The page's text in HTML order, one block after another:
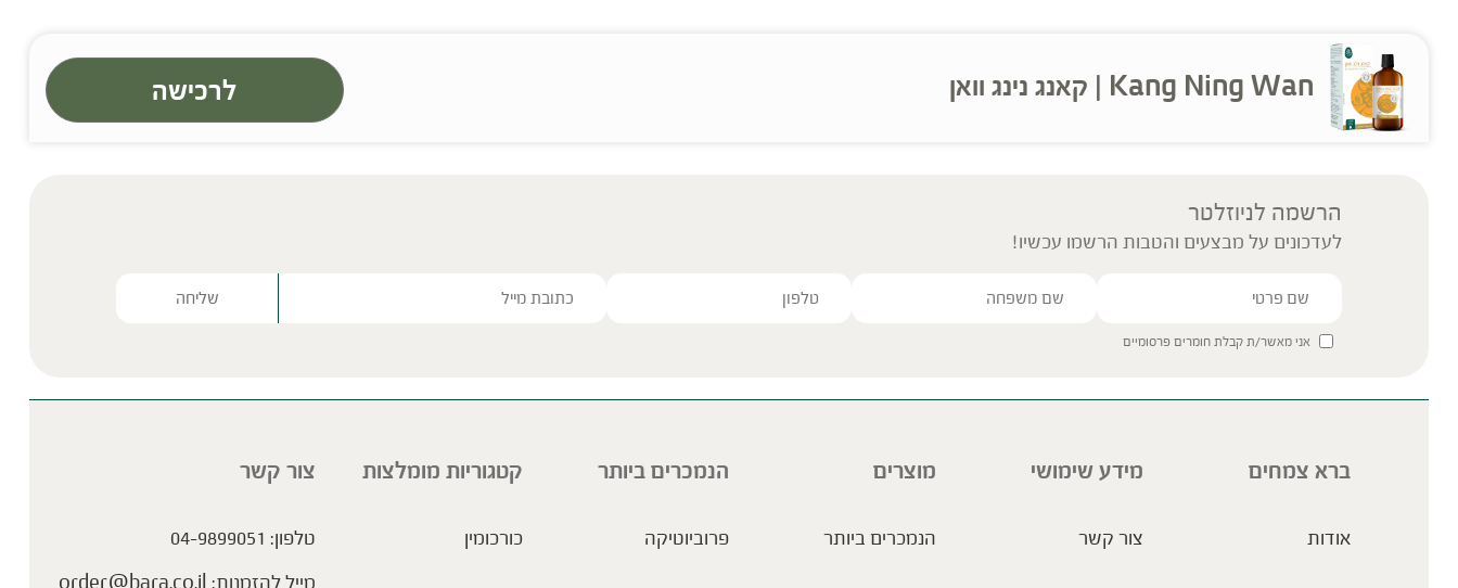
לרכישה
הרשמה לניוזלטר
לעדכונים על מבצעים והטבות הרשמו עכשיו!
אני מאשר/ת קבלת חומרים פרסומיים
ברא צמחים
אודות
מידע שימושי
צור קשר
מוצרים
הנמכרים ביותר
הנמכרים ביותר
פרוביוטיקה
קטגוריות מומלצות
כורכומין
צור קשר
טלפון: 04-9899051
מייל להזמנות: order@bara.co.il